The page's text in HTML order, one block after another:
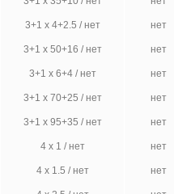
3+1 х 4+2.5 / нет нет
3+1 х 50+16 / нет нет
3+1 х 6+4 / нет нет
3+1 х 70+25 / нет нет
3+1 х 95+35 / нет нет
4 х 1 / нет нет
4 х 1.5 / нет нет